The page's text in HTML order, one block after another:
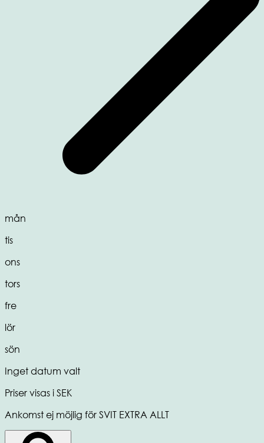
mån
tis
ons
tors
fre
lör
sön
Inget datum valt
Priser visas i SEK
Ankomst ej möjlig för SVIT EXTRA ALLT